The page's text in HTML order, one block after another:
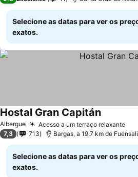
Selecione as datas para ver os
exatos.
Albergue Acesso a um terraço relaxante
Hostal Gran Capitán
7,3 713 Bargas, a 19.7 km de
Selecione as datas para ver os
exatos.